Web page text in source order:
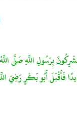
اللَّهِ صَلَّى
فَأَقْبَلَ أَبُو بَكْرٍ رَضِيَ